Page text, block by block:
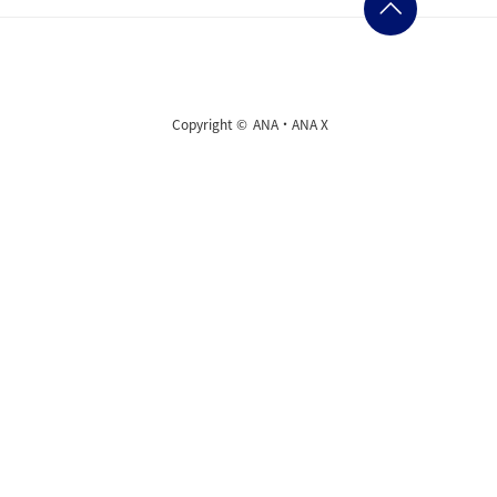
Copyright © ANA・ANA X